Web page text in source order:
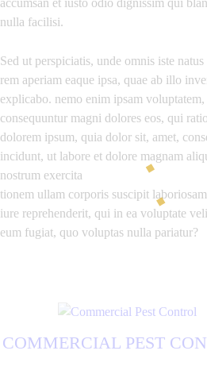
nulla facilisi.
Sed ut perspiciatis, unde omnis iste
rem aperiam eaque ipsa, quae ab illo
explicabo. nemo enim ipsam
consequuntur magni dolores eos, qui
dolorem ipsum, quia dolor sit, amet,
incidunt, ut labore et dolore magnam
nostrum exercita
tionem ullam corporis suscipit
iure reprehenderit, qui in ea voluptate
eum fugiat, quo voluptas nulla pariatur?
COMMERCIAL PEST